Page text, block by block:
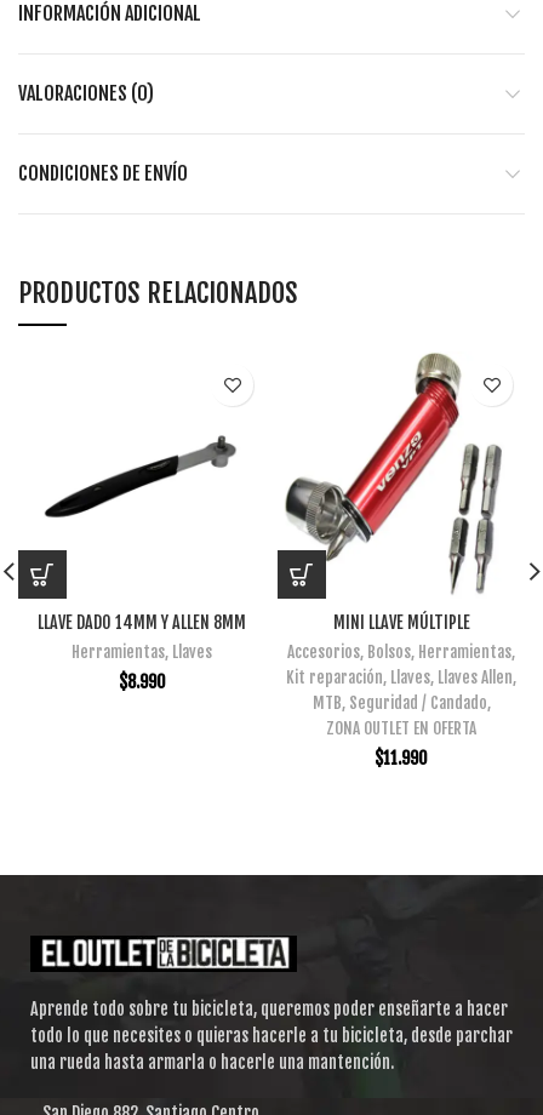
INFORMACIÓN ADICIONAL
VALORACIONES (0)
CONDICIONES DE ENVÍO
PRODUCTOS RELACIONADOS
LLAVE DADO 14MM Y ALLEN 8MM
Herramientas, Llaves
$8.990
MINI LLAVE MÚLTIPLE
Accesorios, Bolsos, Herramientas,
Kit reparación, Llaves, Llaves Allen,
MTB, Seguridad / Candado,
ZONA OUTLET EN OFERTA
$11.990
Aprende todo sobre tu bicicleta, queremos poder enseñarte a hacer
todo lo que necesites o quieras hacerle a tu bicicleta, desde parchar
una rueda hasta armarla o hacerle una mantención.